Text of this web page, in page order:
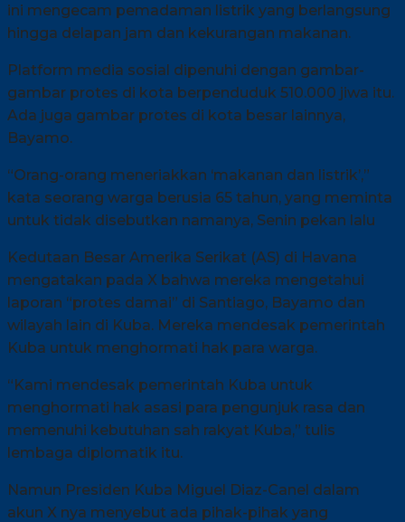
ini mengecam pemadaman listrik yang berlangsung
hingga delapan jam dan kekurangan makanan.
Platform media sosial dipenuhi dengan gambar-
gambar protes di kota berpenduduk 510.000 jiwa itu.
Ada juga gambar protes di kota besar lainnya,
Bayamo.
“Orang-orang meneriakkan ‘makanan dan listrik’,”
kata seorang warga berusia 65 tahun, yang meminta
untuk tidak disebutkan namanya, Senin pekan lalu
Kedutaan Besar Amerika Serikat (AS) di Havana
mengatakan pada X bahwa mereka mengetahui
laporan “protes damai” di Santiago, Bayamo dan
wilayah lain di Kuba. Mereka mendesak pemerintah
Kuba untuk menghormati hak para warga.
“Kami mendesak pemerintah Kuba untuk
menghormati hak asasi para pengunjuk rasa dan
memenuhi kebutuhan sah rakyat Kuba,” tulis
lembaga diplomatik itu.
Namun Presiden Kuba Miguel Diaz-Canel dalam
akun X nya menyebut ada pihak-pihak yang